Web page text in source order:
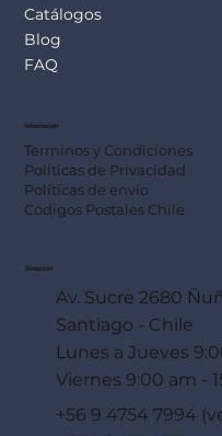
Catálogos
Blog
FAQ
Información
Terminos y Condiciones
Políticas de Privacidad
Políticas de envío
Códigos Postales Chile
Dirección
Av. Sucre 2680
Santiago - Chile
Lunes a Jueves
Viernes 9:00 am -
+56 9 4754 7994